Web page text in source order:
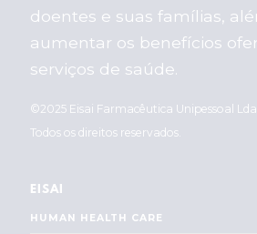
doentes e suas famílias,
aumentar os benefícios
serviços de saúde.
©2025 Eisai Farmacêutica Unipessoal
Todos os direitos reservados.
EISAI
HUMAN HEALTH CARE